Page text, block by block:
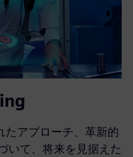
たアプローチ、革新的
いて、将来を見据えた